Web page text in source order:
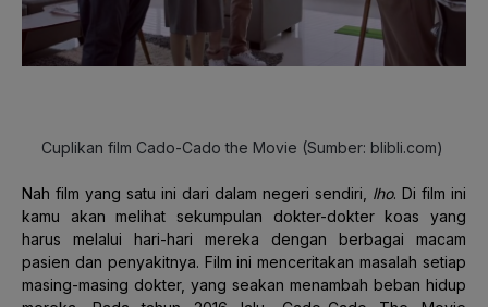
Cuplikan film Cado-Cado the Movie (Sumber: blibli.com)
Nah film yang satu ini dari dalam negeri sendiri, lho. Di film ini
kamu akan melihat sekumpulan dokter-dokter koas yang
harus melalui hari-hari mereka dengan berbagai macam
pasien dan penyakitnya. Film ini menceritakan masalah setiap
masing-masing dokter, yang seakan menambah beban hidup